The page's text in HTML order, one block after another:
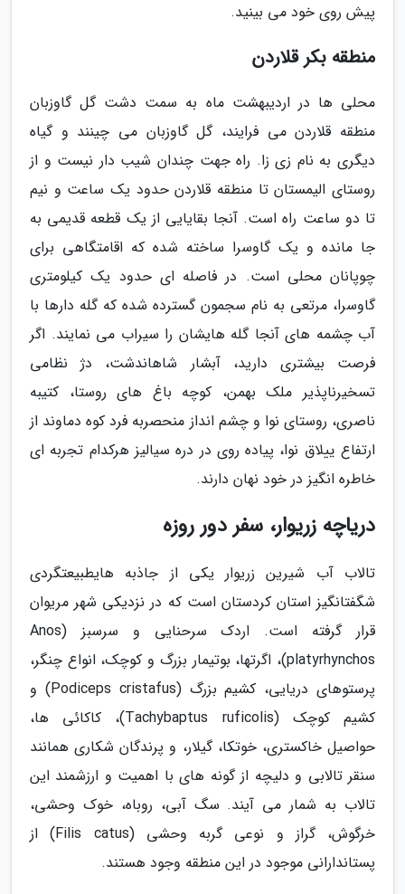
پیش روی خود می بینید.
منطقه بکر قلاردن
محلی ها در اردیبهشت ماه به سمت دشت گل گاوزبان
منطقه قلاردن می فرایند، گل گاوزبان می چینند و گیاه
دیگری به نام زی زا. راه جهت چندان شیب دار نیست و از
روستای الیمستان تا منطقه قلاردن حدود یک ساعت و نیم
تا دو ساعت راه است. آنجا بقایایی از یک قطعه قدیمی به
جا مانده و یک گاوسرا ساخته شده که اقامتگاهی برای
چوپانان محلی است. در فاصله ای حدود یک کیلومتری
گاوسرا، مرتعی به نام سجمون گسترده شده که گله دارها با
آب چشمه های آنجا گله هایشان را سیراب می نمایند. اگر
فرصت بیشتری دارید، آبشار شاهاندشت، دژ نظامی
تسخیرناپذیر ملک بهمن، کوچه باغ های روستا، کتیبه
ناصری، روستای نوا و چشم انداز منحصربه فرد کوه دماوند از
ارتفاع ییلاق نوا، پیاده روی در دره سیالیز هرکدام تجربه ای
خاطره انگیز در خود نهان دارند.
دریاچه زریوار، سفر دور روزه
تالاب آب شیرین زریوار یکی از جاذبه هایطبیعتگردی
شگفتانگیز استان کردستان است که در نزدیکی شهر مریوان
قرار گرفته است. اردک سرحنایی و سرسبز (Anos
platyrhynchos)، اگرتها، بوتیمار بزرگ و کوچک، انواع چنگر،
پرستوهای دریایی، کشیم بزرگ (Podiceps cristafus) و
کشیم کوچک (Tachybaptus ruficolis)، کاکائی ها،
حواصیل خاکستری، خوتکا، گیلار، و پرندگان شکاری همانند
سنقر تالابی و دلیچه از گونه های با اهمیت و ارزشمند این
تالاب به شمار می آیند. سگ آبی، روباه، خوک وحشی،
خرگوش، گراز و نوعی گربه وحشی (Filis catus) از
پستاندارانی موجود در این منطقه وجود هستند.